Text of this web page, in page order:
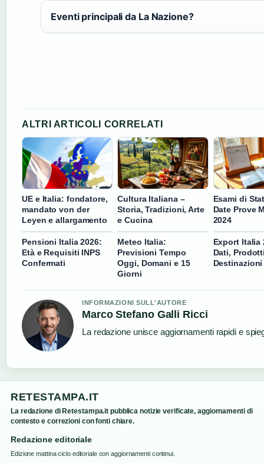
Eventi principali da La Nazione?
ALTRI ARTICOLI CORRELATI
UE e Italia: fondatore,
mandato von der
Leyen e allargamento
Cultura Italiana –
Storia, Tradizioni, Arte
e Cucina
Esami di
Date Prove
2024
Pensioni Italia 2026:
Età e Requisiti INPS
Confermati
Meteo Italia:
Previsioni Tempo
Oggi, Domani e 15
Giorni
Export Italia
Dati,
INFORMAZIONI SULL'AUTORE
Marco Stefano Galli Ricci
La redazione unisce aggiornamenti rapidi e
RETESTAMPA.IT
La redazione di Retestampa.it pubblica notizie verificate, aggiornamenti di
contesto e correzioni con fonti chiare.
Redazione editoriale
Edizione mattina ciclo editoriale con aggiornamenti continui.